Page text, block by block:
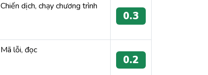
Chiến dịch, chạy chương trình
0.3
Mã lỗi, đọc
0.2